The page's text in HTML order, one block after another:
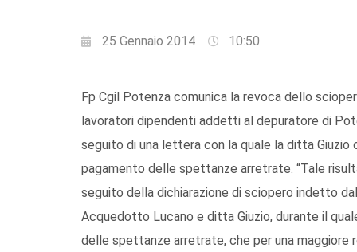
25 Gennaio 2014 10:50
Fp Cgil Potenza comunica la revoca dello
lavoratori dipendenti addetti al depuratore di
seguito di una lettera con la quale la ditta Giuzio
pagamento delle spettanze arretrate. “Tale
seguito della dichiarazione di sciopero indetto
Acquedotto Lucano e ditta Giuzio, durante il
delle spettanze arretrate, che per una maggiore